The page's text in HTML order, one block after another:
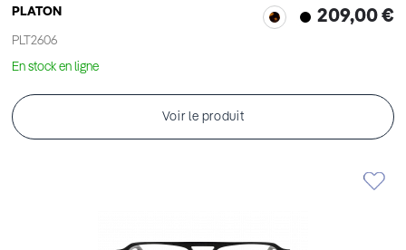
PLATON
PLT2606
209,00 €
En stock en ligne
Voir le produit